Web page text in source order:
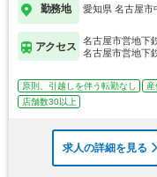
勤務地 愛知県 名古屋市
アクセス
名古屋市営地下
名古屋市営地下
原則、引越しを伴う転勤なし
店舗数30以上
求人の詳細を見る